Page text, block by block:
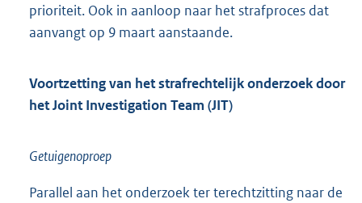
prioriteit. Ook in aanloop naar het strafproces dat
aanvangt op 9 maart aanstaande.
Voortzetting van het strafrechtelijk onderzoek door
het Joint Investigation Team (JIT)
Getuigenoproep
Parallel aan het onderzoek ter terechtzitting naar de